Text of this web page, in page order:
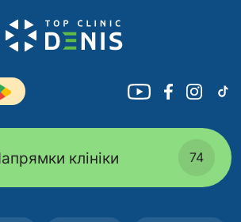
клініки 74